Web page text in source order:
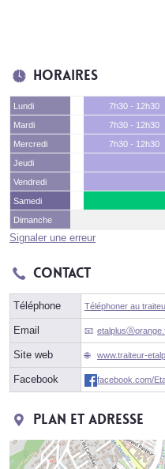
Horaires
Lundi 7h30 - 12h30
Mardi
7h30 - 12h30
Mercredi
7h30 - 12h30
Jeudi
Vendredi
Samedi
Dimanche
Signaler une erreur
Contact
Téléphone Téléphoner au
Email
Site web www.traiteur-
Facebook facebook.com/
Plan et adresse